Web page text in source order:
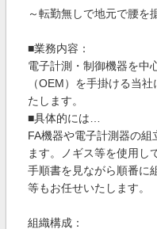
～転勤無しで地元で腰を
■業務内容：
電子計測・制御機器を中
（OEM）を手掛ける当
たします。
■具体的には…
FA機器や電子計測器の
ます。ノギス等を使用し
手順書を見ながら順番に
等もお任せいたします。
組織構成：